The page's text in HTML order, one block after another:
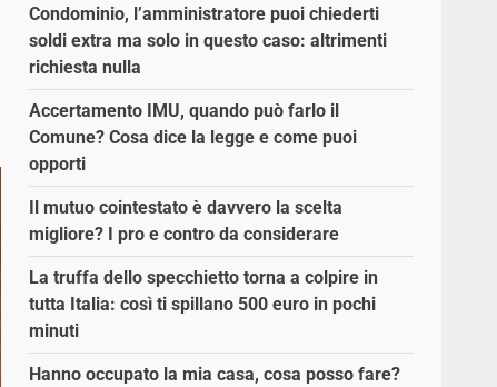
Condominio, l’amministratore puoi chiederti
soldi extra ma solo in questo caso: altrimenti
richiesta nulla
Accertamento IMU, quando può farlo il
Comune? Cosa dice la legge e come puoi
opporti
Il mutuo cointestato è davvero la scelta
migliore? I pro e contro da considerare
La truffa dello specchietto torna a colpire in
tutta Italia: così ti spillano 500 euro in pochi
minuti
Hanno occupato la mia casa, cosa posso fare?